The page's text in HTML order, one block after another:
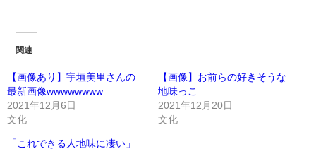
関連
【画像あり】宇垣美里さんの
最新画像wwwwwwww
2021年12月6日
文化
【画像】お前らの好きそうな
地味っこ
2021年12月20日
文化
「これできる人地味に凄い」